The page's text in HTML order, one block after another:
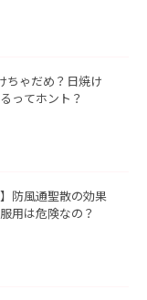
ちゃだめ？日焼け
ってホント？
防風通聖散の効果
用は危険なの？